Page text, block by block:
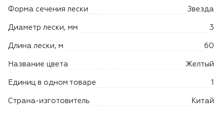
Высоторезы
Форма сечения лески Звезда
Диаметр лески, мм 3
Длина лески, м 60
Название цвета Желтый
Единиц в одном товаре 1
Страна-изготовитель Китай